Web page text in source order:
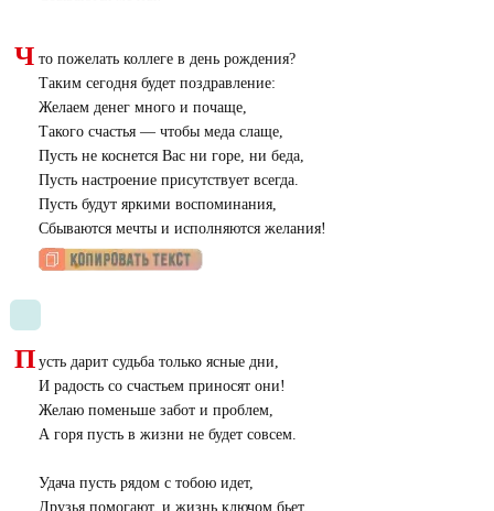
Ч то пожелать коллеге в день рождения?
Таким сегодня будет поздравление:
Желаем денег много и почаще,
Такого счастья — чтобы меда слаще,
Пусть не коснется Вас ни горе, ни беда,
Пусть настроение присутствует всегда.
Пусть будут яркими воспоминания,
Сбываются мечты и исполняются желания!
П усть дарит судьба только ясные дни,
И радость со счастьем приносят они!
Желаю поменьше забот и проблем,
А горя пусть в жизни не будет совсем.
Удача пусть рядом с тобою идет,
Друзья помогают, и жизнь ключом бьет.